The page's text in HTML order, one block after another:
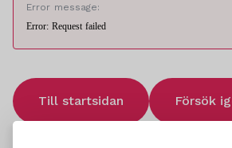
Error message:
Error: Request failed
Till startsidan Försök